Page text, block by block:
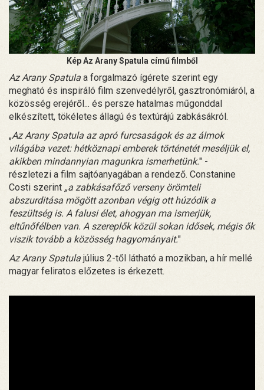
Kép Az Arany Spatula című filmből
Az Arany Spatula a forgalmazó ígérete szerint egy
megható és inspiráló film szenvedélyről, gasztronómiáról, a
közösség erejéről... és persze hatalmas műgonddal
elkészített, tökéletes állagú és textúrájú zabkásákról.
„Az Arany Spatula az apró furcsaságok és az álmok
világába vezet: hétköznapi emberek történetét meséljük el,
akikben mindannyian magunkra ismerhetünk." -
részletezi a film sajtóanyagában a rendező. Constanine
Costi szerint „a zabkásafőző verseny örömteli
abszurditása mögött azonban végig ott húzódik a
feszültség is. A falusi élet, ahogyan ma ismerjük,
eltűnőfélben van. A szereplők közül sokan idősek, mégis ők
viszik tovább a közösség hagyományait."
Az Arany Spatula július 2-től látható a mozikban, a hír mellé
magyar feliratos előzetes is érkezett.